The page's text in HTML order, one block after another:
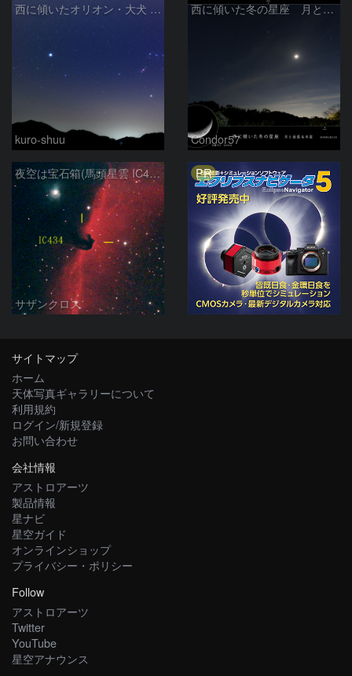
西に傾いたオリオン・大犬 (2026/04/21)
kuro-shuu
西に傾いた冬の星座 月と金星＆木星
Condor57
夜空は宝石箱(馬頭星雲 IC434) Seestar50
サザンクロス
PR
サイトマップ
ホーム
天体写真ギャラリーについて
利用規約
ログイン/新規登録
お問い合わせ
会社情報
アストロアーツ
製品情報
星ナビ
星空ガイド
オンラインショップ
プライバシー・ポリシー
Follow
アストロアーツ
Twitter
YouTube
星空アナウンス